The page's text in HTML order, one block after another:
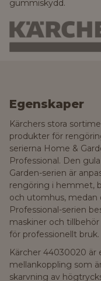
gummiskydd.
Egenskaper
Kärchers stora
produkter för
serierna Home &
Professional. Den
Garden-serien är
rengöring i hemmet,
och utomhus, medan
Professional-serien
maskiner och tillbehör
för professionellt bruk.
Kärcher 44030020 är
mellankoppling som
skarvning av